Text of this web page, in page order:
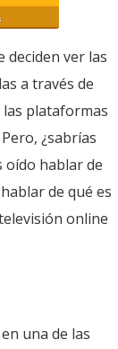
deciden ver las
a través de
plataformas
¿sabrías
oído hablar de
de qué es
online
una de las